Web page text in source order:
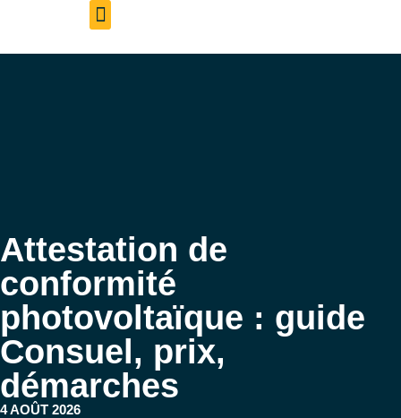
Attestation de
conformité
photovoltaïque : guide
Consuel, prix,
démarches
4 AOÛT 2026